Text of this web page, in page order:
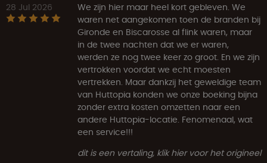
28 Jul 2026
We zijn hier maar heel kort gebleven. We
waren net aangekomen toen de branden bij
Gironde en Biscarosse al flink waren, maar
in de twee nachten dat we er waren,
werden ze nog twee keer zo groot. En we zijn
vertrokken voordat we echt moesten
vertrekken. Maar dankzij het geweldige team
van Huttopia konden we onze boeking bijna
zonder extra kosten omzetten naar een
andere Huttopia-locatie. Fenomenaal, wat
een service!!!
dit is een vertaling, klik hier voor het origineel